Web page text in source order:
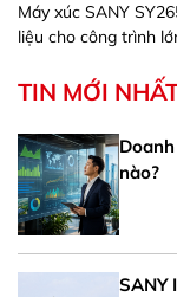
Máy xúc SANY
liệu cho công trình
TIN MỚI
nào?
SANY